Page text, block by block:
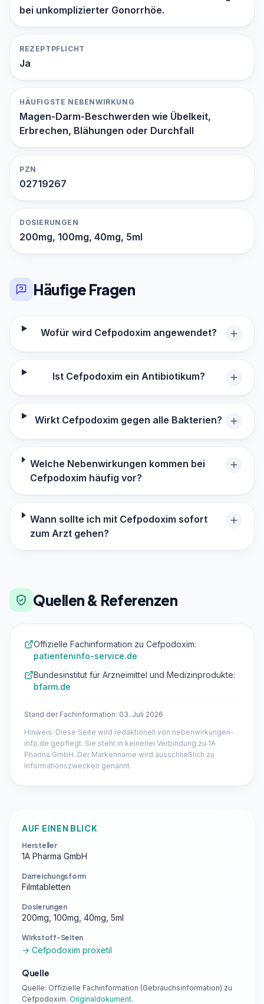
bei unkomplizierter Gonorrhöe.
REZEPTPFLICHT
Ja
HÄUFIGSTE NEBENWIRKUNG
Magen-Darm-Beschwerden wie Übelkeit,
Erbrechen, Blähungen oder Durchfall
PZN
02719267
DOSIERUNGEN
200mg, 100mg, 40mg, 5ml
Häufige Fragen
Wofür wird Cefpodoxim angewendet?
Ist Cefpodoxim ein Antibiotikum?
Wirkt Cefpodoxim gegen alle Bakterien?
Welche Nebenwirkungen kommen bei
Cefpodoxim häufig vor?
Wann sollte ich mit Cefpodoxim sofort
zum Arzt gehen?
Quellen & Referenzen
Offizielle Fachinformation zu Cefpodoxim:
patienteninfo-service.de
Bundesinstitut für Arzneimittel und Medizinprodukte:
bfarm.de
Stand der Fachinformation: 03. Juli 2026
Hinweis: Diese Seite wird redaktionell von nebenwirkungen-
info.de gepflegt. Sie steht in keinerlei Verbindung zu 1A
Pharma GmbH. Der Markenname wird ausschließlich zu
Informationszwecken genannt.
AUF EINEN BLICK
Hersteller
1A Pharma GmbH
Darreichungsform
Filmtabletten
Dosierungen
200mg, 100mg, 40mg, 5ml
Wirkstoff-Seiten
→ Cefpodoxim proxetil
Quelle
Quelle: Offizielle Fachinformation (Gebrauchsinformation) zu
Cefpodoxim. Originaldokument.